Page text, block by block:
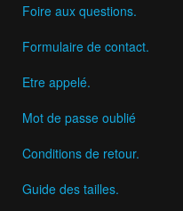
Foire aux questions.
Formulaire de contact.
Etre appelé.
Mot de passe oublié
Conditions de retour.
Guide des tailles.